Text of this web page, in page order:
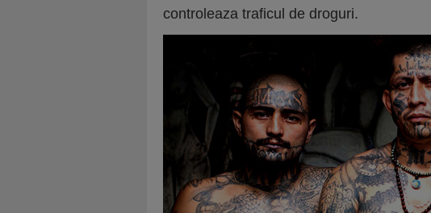
controleaza traficul de droguri.